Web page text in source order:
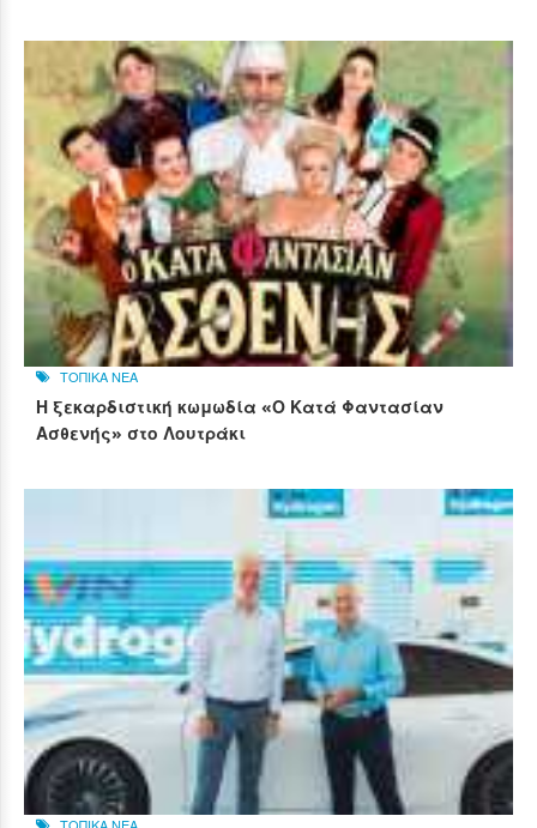
ΤΟΠΙΚΑ ΝΕΑ
Η ξεκαρδιστική κωμωδία «Ο Κατά Φαντασίαν
Ασθενής» στο Λουτράκι